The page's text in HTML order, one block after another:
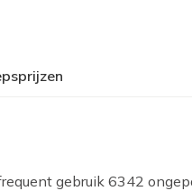
gebruik 6342